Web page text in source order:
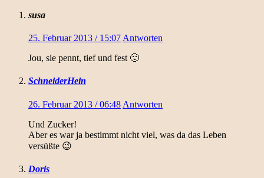
susa
25. Februar 2013 / 15:07 Antworten
Jou, sie pennt, tief und fest 🙂
SchneiderHein
26. Februar 2013 / 06:48 Antworten
Und Zucker!
Aber es war ja bestimmt nicht viel, was da das Leben
versüßte 😉
Doris